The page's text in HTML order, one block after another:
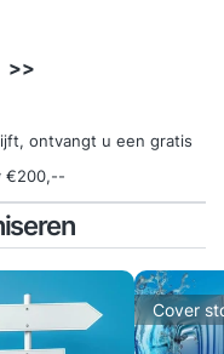
>>
ontvangt u een gratis
€200,--
Cover